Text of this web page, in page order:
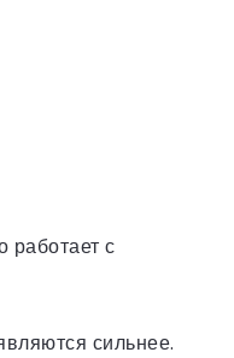
работает с
сильнее.